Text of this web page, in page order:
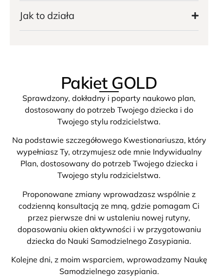
Jak to działa
Pakiet GOLD
Sprawdzony, dokładny i poparty naukowo plan,
dostosowany do potrzeb Twojego dziecka i do
Twojego stylu rodzicielstwa.
Na podstawie szczegółowego Kwestionariusza, który
wypełniasz Ty, otrzymujesz ode mnie Indywidualny
Plan, dostosowany do potrzeb Twojego dziecka i
Twojego stylu rodzicielstwa.
Proponowane zmiany wprowadzasz wspólnie z
codzienną konsultacją ze mną, gdzie pomagam Ci
przez pierwsze dni w ustaleniu nowej rutyny,
dopasowaniu okien aktywności i w przygotowaniu
dziecka do Nauki Samodzielnego Zasypiania.
Kolejne dni, z moim wsparciem, wprowadzamy Naukę
Samodzielnego zasypiania.